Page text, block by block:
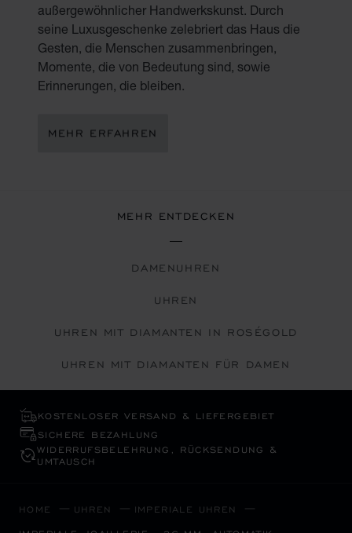
außergewöhnlicher Handwerkskunst. Durch
seine Luxusgeschenke zelebriert das Haus die
Gesten, die Menschen zusammenbringen,
Momente, die von Bedeutung sind, sowie
Erinnerungen, die bleiben.
MEHR ERFAHREN
MEHR ENTDECKEN
DAMENUHREN
UHREN
UHREN MIT DIAMANTEN IN ROSÉGOLD
UHREN MIT DIAMANTEN FÜR DAMEN
KOSTENLOSER VERSAND & LIEFERGEBIET
SICHERE BEZAHLUNG
WIDERRUFS­BELEHRUNG, RÜCKSENDUNG &
UMTAUSCH
HOME UHREN IMPERIALE UHREN